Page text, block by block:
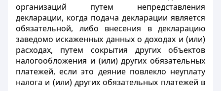
организаций путем непредставления
декларации, когда подача декларации является
обязательной, либо внесения в декларацию
заведомо искаженных данных о доходах и (или)
расходах, путем сокрытия других объектов
налогообложения и (или) других обязательных
платежей, если это деяние повлекло неуплату
налога и (или) других обязательных платежей в